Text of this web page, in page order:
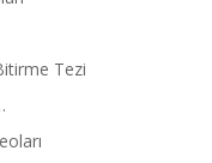
Tezi